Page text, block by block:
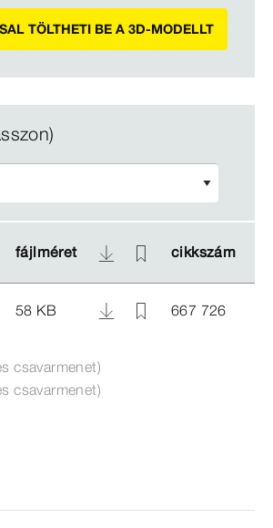
TÖLTHETI BE A 3D-MODELLT
fájlméret cikkszám
fájlméret cikkszám
58 KB 667 726
csavarmenet)
csavarmenet)